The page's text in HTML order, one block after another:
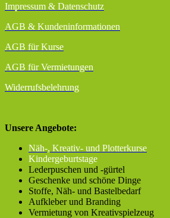
Impressum & Datenschutz
AGB & Kundeninformationen
AGB für Kurse
AGB für Vermietungen
Widerrufsbelehrung
Unsere Angebote:
Näh-, Kreativ- und Plotterkurse
Kindergeburtstage
Lederpuschen und -gürtel
Geschenke und schöne Dinge
Stoffe, Näh- und Bastelbedarf
Aufkleber und Branding
Vermietung von Kreativspielzeug